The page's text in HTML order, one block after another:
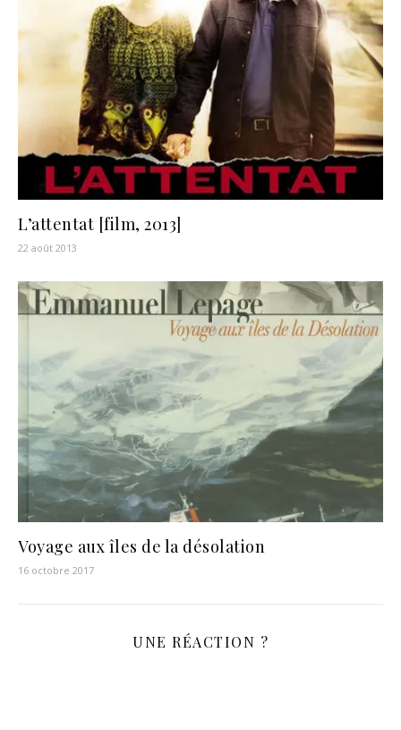
L’attentat [film, 2013]
22 août 2013
Voyage aux îles de la désolation
16 octobre 2017
UNE RÉACTION ?